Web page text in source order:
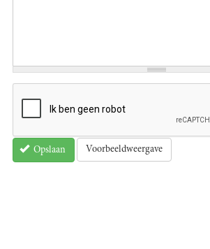
Opslaan Voorbeeldweergave